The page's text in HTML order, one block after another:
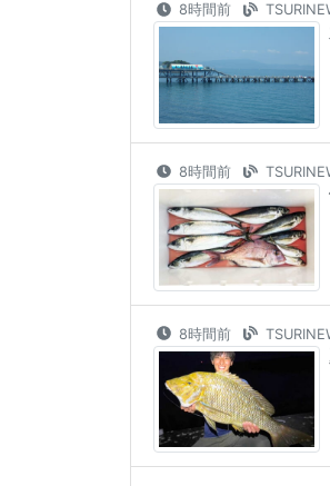
8時間前
8時間前
8時間前